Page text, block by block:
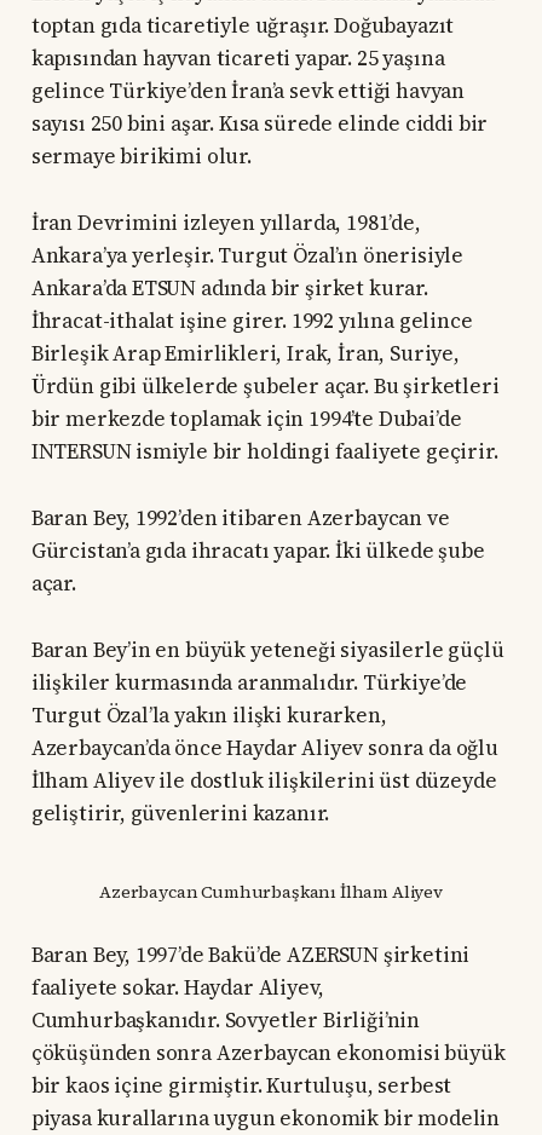
toptan gıda ticaretiyle uğraşır. Doğubayazıt
kapısından hayvan ticareti yapar. 25 yaşına
gelince Türkiye’den İran’a sevk ettiği havyan
sayısı 250 bini aşar. Kısa sürede elinde ciddi bir
sermaye birikimi olur.
İran Devrimini izleyen yıllarda, 1981’de,
Ankara’ya yerleşir. Turgut Özal’ın önerisiyle
Ankara’da ETSUN adında bir şirket kurar.
İhracat-ithalat işine girer. 1992 yılına gelince
Birleşik Arap Emirlikleri, Irak, İran, Suriye,
Ürdün gibi ülkelerde şubeler açar. Bu şirketleri
bir merkezde toplamak için 1994’te Dubai’de
INTERSUN ismiyle bir holdingi faaliyete geçirir.
Baran Bey, 1992’den itibaren Azerbaycan ve
Gürcistan’a gıda ihracatı yapar. İki ülkede şube
açar.
Baran Bey’in en büyük yeteneği siyasilerle güçlü
ilişkiler kurmasında aranmalıdır. Türkiye’de
Turgut Özal’la yakın ilişki kurarken,
Azerbaycan’da önce Haydar Aliyev sonra da oğlu
İlham Aliyev ile dostluk ilişkilerini üst düzeyde
geliştirir, güvenlerini kazanır.
Azerbaycan Cumhurbaşkanı İlham Aliyev
Baran Bey, 1997’de Bakü’de AZERSUN şirketini
faaliyete sokar. Haydar Aliyev,
Cumhurbaşkanıdır. Sovyetler Birliği’nin
çöküşünden sonra Azerbaycan ekonomisi büyük
bir kaos içine girmiştir. Kurtuluşu, serbest
piyasa kurallarına uygun ekonomik bir modelin